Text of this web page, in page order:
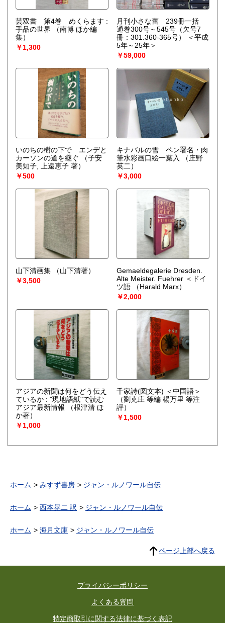
芸双書 第4巻 めくらます :
手品の世界
（南博 ほか編
集）
￥1,300
月刊小さな蕾 239冊一括
通巻300号～545号（欠号7
冊：301.360-365号） ＜平成
5年～25年＞
￥59,000
いのちの樹の下で エンデと
カーソンの道を継ぐ
（子安
美知子, 上遠恵子 著）
￥500
キナバルの雪 ペン署名・肉
筆水彩画口絵一葉入
（庄野
英二）
￥3,000
山下清画集
（山下清著）
￥3,500
Gemaeldegalerie Dresden.
Alte Meister. Fuehrer ＜ドイ
ツ語
（Harald Marx）
￥2,000
アジアの新聞は何をどう伝え
ているか : "現地語紙"で読む
アジア最新情報
（根津清 ほ
か著）
￥1,000
千家詩(図文本) ＜中国語＞
（劉克庄 等編 楊万里 等注
評）
￥1,500
ホーム みすず書房 ジャン・ルノワール自伝
ホーム 西本晃二 訳 ジャン・ルノワール自伝
ホーム 海月文庫 ジャン・ルノワール自伝
ページ上部へ戻る
プライバシーポリシー
よくある質問
特定商取引に関する法律に基づく表記